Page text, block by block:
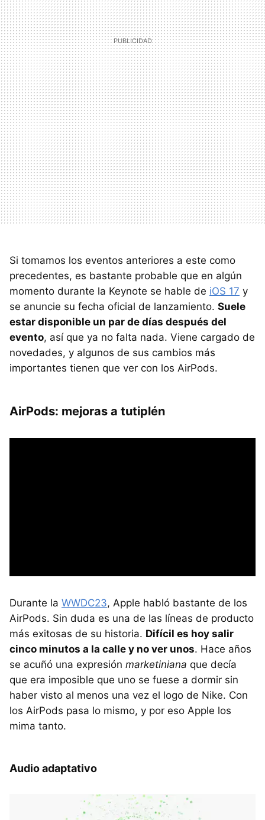
Si tomamos los eventos anteriores a este como
precedentes, es bastante probable que en algún
momento durante la Keynote se hable de iOS 17 y
se anuncie su fecha oficial de lanzamiento. Suele
estar disponible un par de días después del
evento, así que ya no falta nada. Viene cargado de
novedades, y algunos de sus cambios más
importantes tienen que ver con los AirPods.
AirPods: mejoras a tutiplén
Durante la WWDC23, Apple habló bastante de los
AirPods. Sin duda es una de las líneas de producto
más exitosas de su historia. Difícil es hoy salir
cinco minutos a la calle y no ver unos. Hace años
se acuñó una expresión marketiniana que decía
que era imposible que uno se fuese a dormir sin
haber visto al menos una vez el logo de Nike. Con
los AirPods pasa lo mismo, y por eso Apple los
mima tanto.
Audio adaptativo